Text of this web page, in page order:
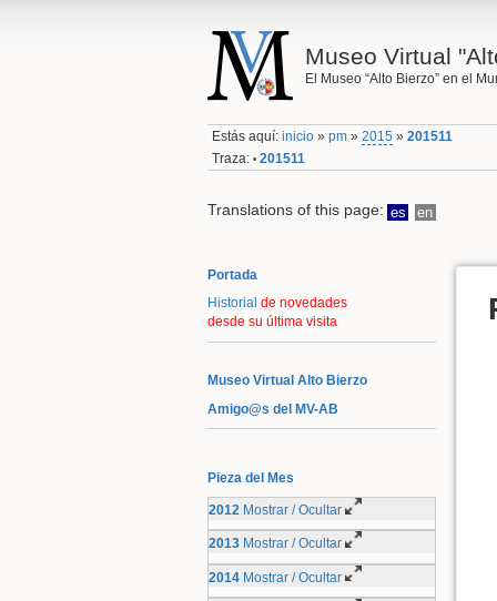
Museo Virtual
El Museo “Alto Bierzo” en el
Estás aquí:inicio »pm »2015 »201511
Traza: • 201511
es en
Translations of this page:
Portada
Historial de novedades
desde su última visita
Museo Virtual Alto Bierzo
Amigo@s del MV-AB
Pieza del Mes
2012 Mostrar / Ocultar
2013 Mostrar / Ocultar
2014 Mostrar / Ocultar